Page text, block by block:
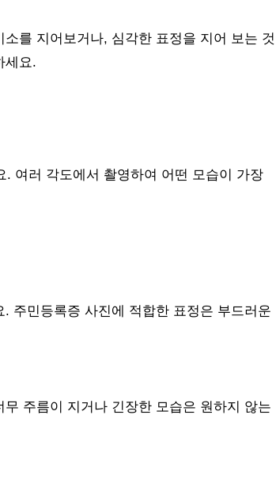
를 지어보거나, 심각한 표정을 지어 보는 것
세요.
여러 각도에서 촬영하여 어떤 모습이 가장
주민등록증 사진에 적합한 표정은 부드러운
주름이 지거나 긴장한 모습은 원하지 않는